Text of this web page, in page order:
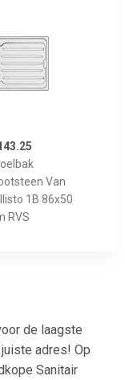
Van
1B 86x50
RVS
de laagste
adres! Op
Sanitair